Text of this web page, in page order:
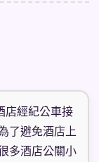
店經紀公車接
了避免酒店上
多酒店公關小